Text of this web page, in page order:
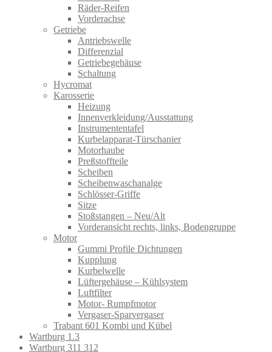
Räder-Reifen
Vorderachse
Getriebe
Antriebswelle
Differenzial
Getriebegehäuse
Schaltung
Hycromat
Karosserie
Heizung
Innenverkleidung/Ausstattung
Instrumententafel
Kurbelapparat-Türschanier
Motorhaube
Preßstoffteile
Scheiben
Scheibenwaschanalge
Schlösser-Griffe
Sitze
Stoßstangen – Neu/Alt
Vorderansicht rechts, links, Bodengruppe
Motor
Gummi Profile Dichtungen
Kupplung
Kurbelwelle
Lüftergehäuse – Kühlsystem
Luftfilter
Motor- Rumpfmotor
Vergaser-Sparvergaser
Trabant 601 Kombi und Kübel
Wartburg 1.3
Wartburg 311 312